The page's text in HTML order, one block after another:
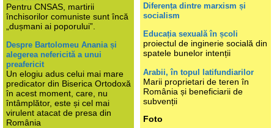
Pentru CNSAS, martirii
închisorilor comuniste sunt încă
„dușmani ai poporului”.
Despre Bartolomeu Anania și
alegerea nefericită a unui
preafericit
Un elogiu adus celui mai mare
predicator din Biserica Ortodoxă
în acest moment, care, nu
întâmplător, este și cel mai
virulent atacat de presa din
România
Diferența dintre marxism și
socialism
Educația sexuală în școli
proiectul de inginerie socială din
spatele bunelor intenții
Arabii, în topul latifundiarilor
Marii proprietari de teren în
România și beneficiarii de
subvenții
Foto